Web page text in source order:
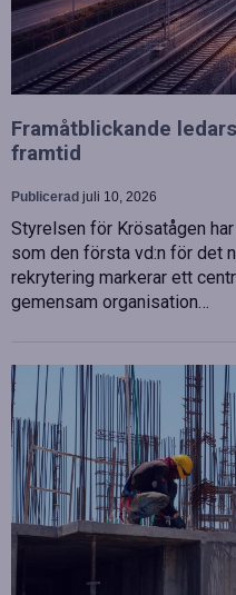
Framåtblickande
framtid
Publicerad juli 10, 2026
Styrelsen för Krösatågen
som den första vd:n för det
rekrytering markerar ett
gemensam organisation…